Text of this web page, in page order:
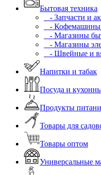
Бытовая техника
- Запчасти и
- Кофемашины
- Магазины
- Магазины
- Швейные и
Напитки и табак
Посуда и
Продукты
Товары для
Товары оптом
Универсальные